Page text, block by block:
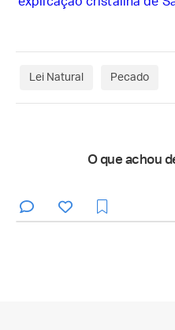
Lei Natural Pecado
O que achou